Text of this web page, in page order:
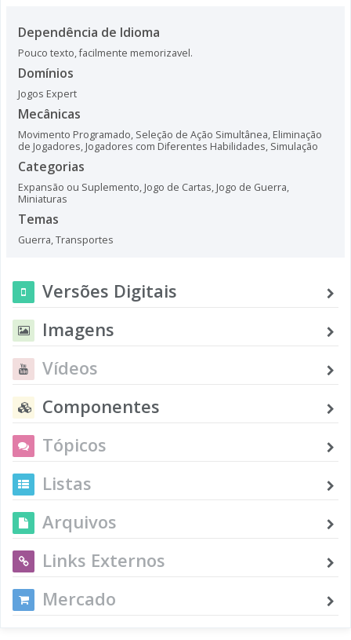
Dependência de Idioma
Pouco texto, facilmente memorizavel.
Domínios
Jogos Expert
Mecânicas
Movimento Programado, Seleção de Ação Simultânea, Eliminação
de Jogadores, Jogadores com Diferentes Habilidades, Simulação
Categorias
Expansão ou Suplemento, Jogo de Cartas, Jogo de Guerra,
Miniaturas
Temas
Guerra,Transportes
Versões Digitais
Imagens
Vídeos
Componentes
Tópicos
Listas
Arquivos
Links Externos
Mercado